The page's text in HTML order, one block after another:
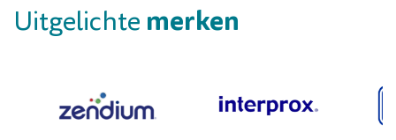
Uitgelichte merken